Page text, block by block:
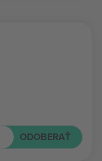
ODOBERAŤ